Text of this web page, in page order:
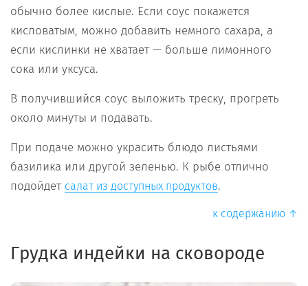
обычно более кислые. Если соус покажется
кисловатым, можно добавить немного сахара, а
если кислинки не хватает — больше лимонного
сока или уксуса.
В получившийся соус выложить треску, прогреть
около минуты и подавать.
При подаче можно украсить блюдо листьями
базилика или другой зеленью. К рыбе отлично
подойдет салат из доступных продуктов.
к содержанию ↑
Грудка индейки на сковороде